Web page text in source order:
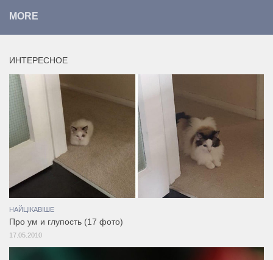
MORE
ИНТЕРЕСНОЕ
НАЙЦІКАВІШЕ
Про ум и глупость (17 фото)
17.05.2010